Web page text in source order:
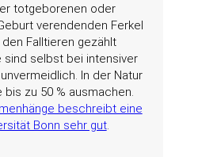
totgeborenen oder
verendenden Ferkel
Falltieren gezählt
sind selbst bei intensiver
In der Natur
zu 50 % ausmachen.
beschreibt eine
Bonn sehr gut.